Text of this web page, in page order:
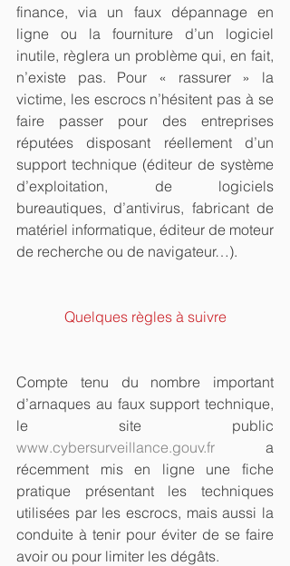
finance, via un faux dépannage en
ligne ou la fourniture d’un logiciel
inutile, règlera un problème qui, en fait,
n’existe pas. Pour « rassurer » la
victime, les escrocs n’hésitent pas à se
faire passer pour des entreprises
réputées disposant réellement d’un
support technique (éditeur de système
d’exploitation, de logiciels
bureautiques, d’antivirus, fabricant de
matériel informatique, éditeur de moteur
de recherche ou de navigateur…).
Quelques règles à suivre
Compte tenu du nombre important
d’arnaques au faux support technique,
www.cybersurveillance.gouv.fr a
récemment mis en ligne une fiche
pratique présentant les techniques
utilisées par les escrocs, mais aussi la
conduite à tenir pour éviter de se faire
avoir ou pour limiter les dégâts.